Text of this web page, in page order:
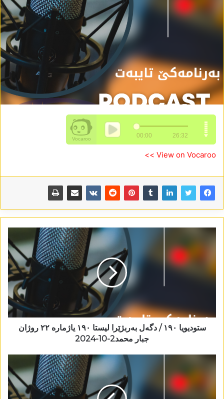
View on Vocaroo >>
ستودیویا ١٩٠ / دگەل بەربژێرا لیستا ١٩٠ یاژمارە ٢٢ روژان
جبار محمد2-10-2024